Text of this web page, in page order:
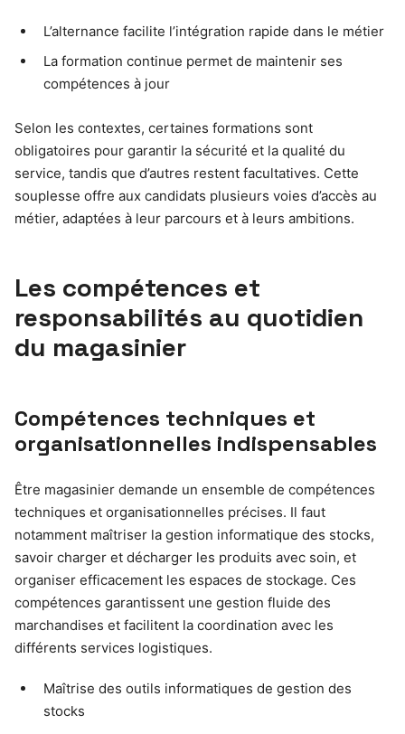
L’alternance facilite l’intégration rapide dans le métier
La formation continue permet de maintenir ses
compétences à jour
Selon les contextes, certaines formations sont
obligatoires pour garantir la sécurité et la qualité du
service, tandis que d’autres restent facultatives. Cette
souplesse offre aux candidats plusieurs voies d’accès au
métier, adaptées à leur parcours et à leurs ambitions.
Les compétences et
responsabilités au quotidien
du magasinier
Compétences techniques et
organisationnelles indispensables
Être magasinier demande un ensemble de compétences
techniques et organisationnelles précises. Il faut
notamment maîtriser la gestion informatique des stocks,
savoir charger et décharger les produits avec soin, et
organiser efficacement les espaces de stockage. Ces
compétences garantissent une gestion fluide des
marchandises et facilitent la coordination avec les
différents services logistiques.
Maîtrise des outils informatiques de gestion des
stocks